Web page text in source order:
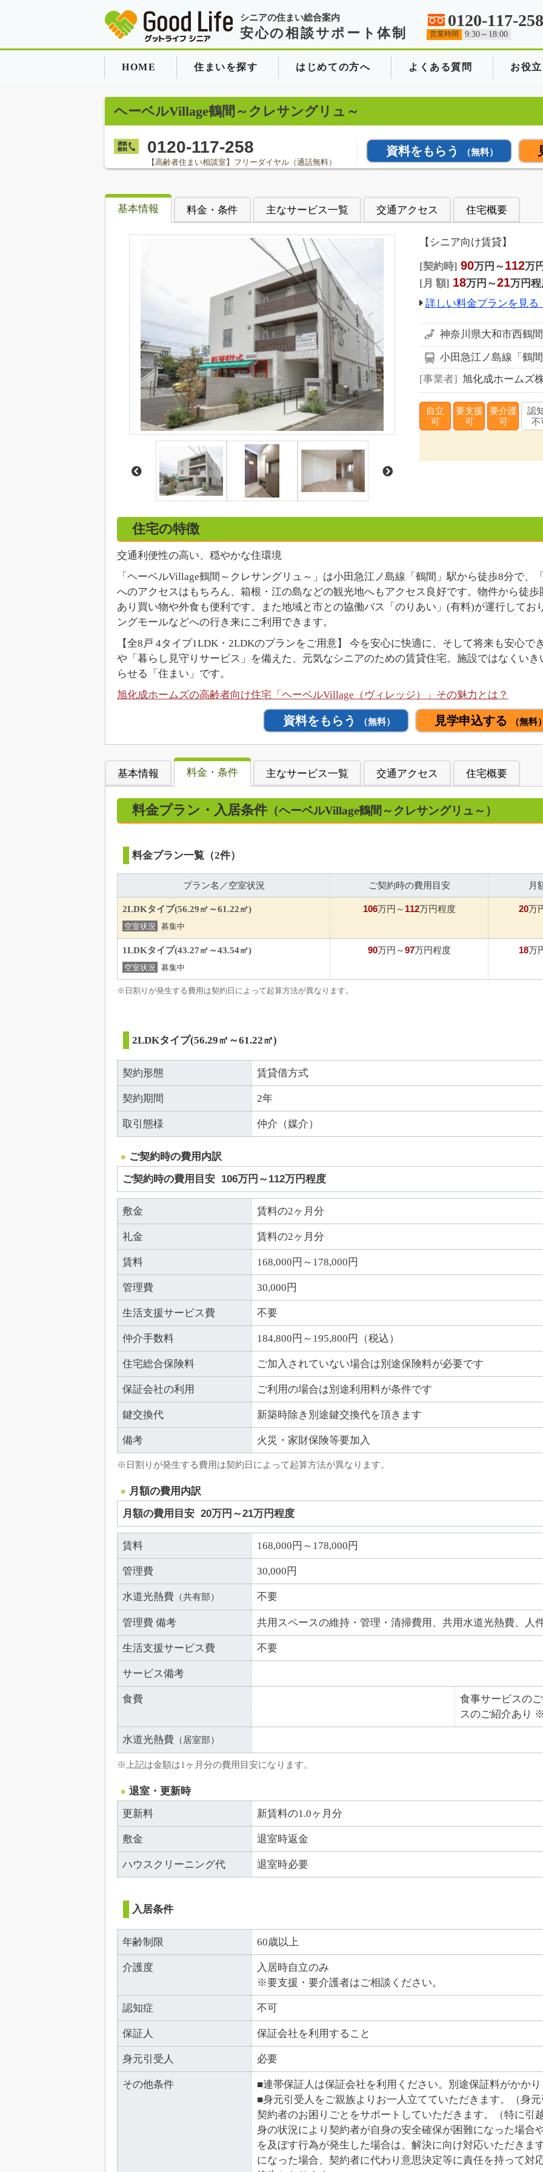
シニアの住まい総合案内
安心の相談サポート体制
0120-117-258
営業時間 9:30～18:00
HOME 住まいを探す はじめての方へ よくある質問 お役
ヘーベルVillage鶴間～クレサングリュ～
0120-117-258
【高齢者住まい相談室】フリーダイヤル（通話無料）
資料をもらう （無料）
基本情報 料金・条件 主なサービス一覧 交通アクセス 住宅概要
【シニア向け賃貸】
契約時 90万円～ 112万
月 額
18万円～21万円
詳しい料金プランを見る
神奈川県大和市西鶴
小田急江ノ島線「鶴
事業者
旭化成ホームズ
自立
可
要支援
可
要介護
可
認
不
住宅の特徴
交通利便性の高い、穏やかな住環境
「ヘーベルVillage鶴間～クレサングリュ～」は小田急江ノ島線「鶴間」駅から徒歩8分で、
へのアクセスはもちろん、箱根・江の島などの観光地へもアクセス良好です。物件から徒
あり買い物や外食も便利です。また地域と市との協働バス「のりあい」(有料)が運行してお
ングモールなどへの行き来にご利用できます。
【全8戸 4タイプ1LDK・2LDKのプランをご用意】 今を安心に快適に、そして将来も安心で
や「暮らし見守りサービス」を備えた、元気なシニアのための賃貸住宅。施設ではなくい
らせる「住まい」です。
旭化成ホームズの高齢者向け住宅「ヘーベルVillage（ヴィレッジ）」その魅力とは？
資料をもらう （無料） 見学申込する （無料
基本情報 料金・条件 主なサービス一覧 交通アクセス 住宅概要
料金プラン・入居条件 （ヘーベルVillage鶴間～クレサングリュ～）
料金プラン一覧（2件）
プラン名／空室状況 ご契約時の費用目安 月
2LDKタイプ(56.29㎡～61.22㎡)
空室状況 募集中
106万円～ 112万円程度 20万
1LDKタイプ(43.27㎡～43.54㎡)
空室状況 募集中
90万円～97万円程度 18万
※日割りが発生する費用は契約日によって起算方法が異なります。
2LDKタイプ(56.29㎡～61.22㎡)
契約形態 賃貸借方式
契約期間 2年
取引態様 仲介（媒介）
ご契約時の費用内訳
ご契約時の費用目安 106万円～112万円程度
敷金 賃料の2ヶ月分
礼金 賃料の2ヶ月分
賃料 168,000円～178,000円
管理費 30,000円
生活支援サービス費 不要
仲介手数料 184,800円～195,800円（税込）
住宅総合保険料 ご加入されていない場合は別途保険料が必要です
保証会社の利用 ご利用の場合は別途利用料が条件です
鍵交換代 新築時除き別途鍵交換代を頂きます
備考 火災・家財保険等要加入
※日割りが発生する費用は契約日によって起算方法が異なります。
月額の費用内訳
月額の費用目安 20万円～21万円程度
賃料 168,000円～178,000円
管理費 30,000円
水道光熱費 （共有部） 不要
管理費 備考 共用スペースの維持・管理・清掃費用、共用水道光熱費、人
生活支援サービス費 不要
サービス備考
食費
食事サービスの
スのご紹介あり
水道光熱費 （居室部）
※上記は金額は1ヶ月分の費用目安になります。
退室・更新時
更新料
新賃料の1.0ヶ月分
敷金 退室時返金
ハウスクリーニング代 退室時必要
入居条件
年齢制限 60歳以上
介護度
入居時自立のみ
※要支援・要介護者はご相談ください。
認知症 不可
保証人 保証会社を利用すること
身元引受人 必要
その他条件
■連帯保証人は保証会社を利用ください。別途保証料がかか
■身元引受人をご親族よりお一人立てていただきます。（身
契約者のお困りごとをサポートしていただきます。（特に引
身の状況により契約者が自身の安全確保が困難になった場合
を及ぼす行為が発生した場合は、解決に向け対応いただきま
になった場合、契約者に代わり意思決定等に責任を持って対